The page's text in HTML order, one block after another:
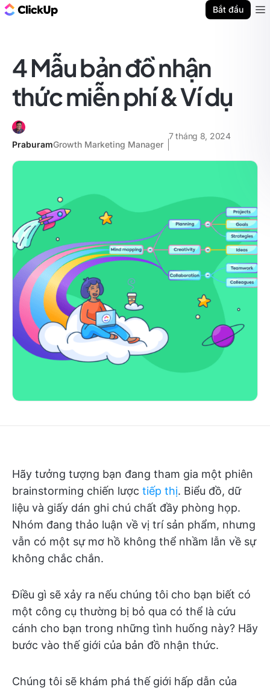
Bắt đầu
4 Mẫu bản đồ nhận
thức miễn phí & Ví dụ
PraburamGrowth Marketing Manager
7 tháng 8, 2024
Hãy tưởng tượng bạn đang tham gia một phiên
brainstorming chiến lược tiếp thị. Biểu đồ, dữ
liệu và giấy dán ghi chú chất đầy phòng họp.
Nhóm đang thảo luận về vị trí sản phẩm, nhưng
vẫn có một sự mơ hồ không thể nhầm lẫn về sự
không chắc chắn.
Điều gì sẽ xảy ra nếu chúng tôi cho bạn biết có
một công cụ thường bị bỏ qua có thể là cứu
cánh cho bạn trong những tình huống này? Hãy
bước vào thế giới của bản đồ nhận thức.
Chúng tôi sẽ khám phá thế giới hấp dẫn của